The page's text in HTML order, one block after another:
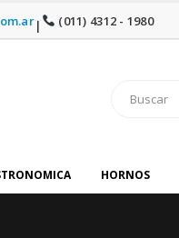
| (011) 4312 - 1980
HORNOS